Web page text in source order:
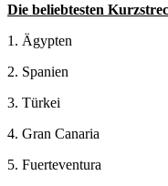
Die beliebtesten
1. Ägypten
2. Spanien
3. Türkei
4. Gran Canaria
5. Fuerteventura